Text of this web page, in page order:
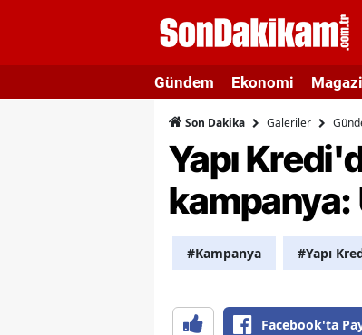
Gündem Ekonomi
Son Dakika Galeriler
Yapı
kampanya:
#Kampanya #Yapı
Facebook'ta